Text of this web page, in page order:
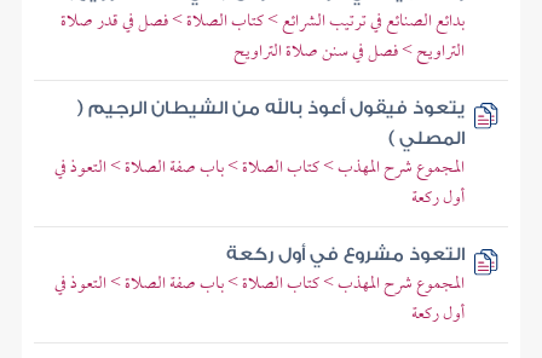
بدائع الصنائع في ترتيب الشرائع > كتاب الصلاة > فصل في قدر صلاة
التراويح > فصل في سنن صلاة التراويح
يتعوذ فيقول أعوذ بالله من الشيطان الرجيم (
المصلي )
المجموع شرح المهذب > كتاب الصلاة > باب صفة الصلاة > التعوذ في
أول ركعة
التعوذ مشروع في أول ركعة
المجموع شرح المهذب > كتاب الصلاة > باب صفة الصلاة > التعوذ في
أول ركعة